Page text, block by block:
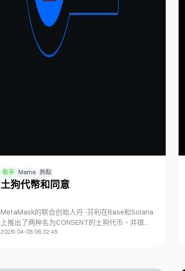
新手 Meme 熱點
土狗代幣和同意
MetaMask的联合创始人丹·芬利在Base和Solana
上推出了两种名为CONSENT的土狗代币，并撰写
了这份报告，总结了这次实验。
2026-04-05 06:32:45